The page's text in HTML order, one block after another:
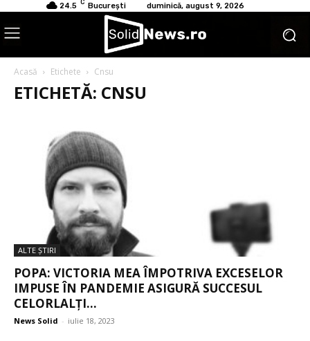
24.5 C București duminică, august 9, 2026
Acasă Etichete Cnsu
ETICHETĂ: CNSU
ALTE ŞTIRI
POPA: VICTORIA MEA ÎMPOTRIVA EXCESELOR
IMPUSE ÎN PANDEMIE ASIGURĂ SUCCESUL
CELORLALȚI...
News Solid - iulie 18, 2023